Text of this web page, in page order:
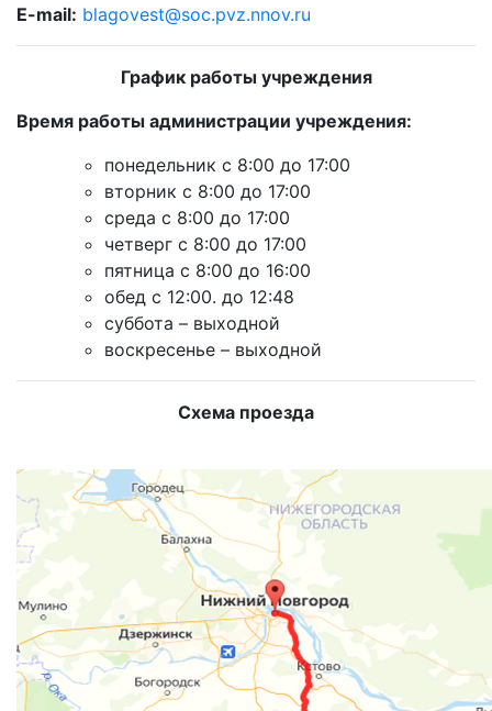
E-mail: blagovest@soc.pvz.nnov.ru
График работы учреждения
Время работы администрации учреждения:
понедельник с 8:00 до 17:00
вторник с 8:00 до 17:00
среда с 8:00 до 17:00
четверг с 8:00 до 17:00
пятница с 8:00 до 16:00
обед с 12:00. до 12:48
суббота – выходной
воскресенье – выходной
Схема проезда